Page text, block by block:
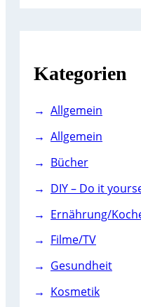
Kategorien
Allgemein
Allgemein
Bücher
DIY – Do it
Ernährung/
Filme/TV
Gesundheit
Kosmetik